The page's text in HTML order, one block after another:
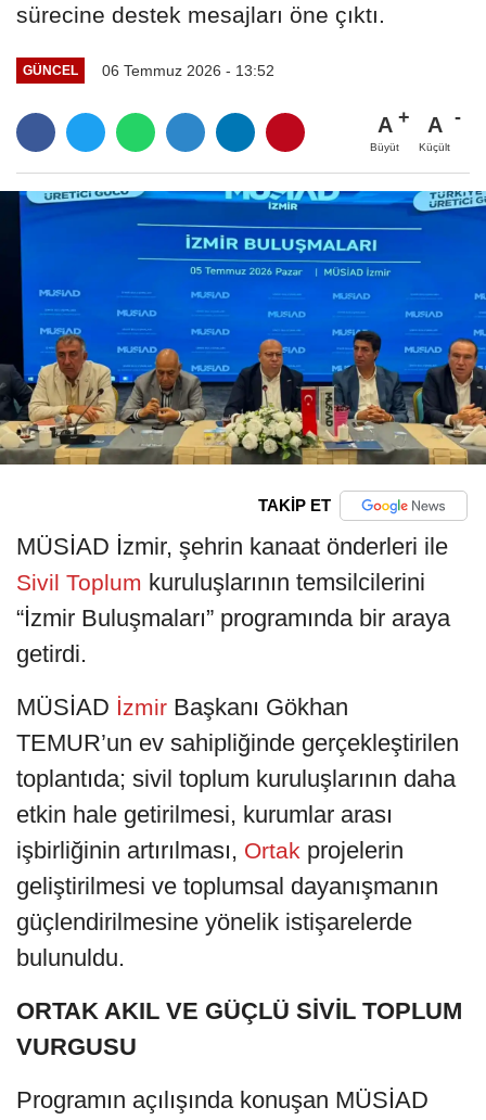
sürecine destek mesajları öne çıktı.
GÜNCEL 06 Temmuz 2026 - 13:52
A
Büyüt
A
Küçült
TAKİP ET
MÜSİAD İzmir, şehrin kanaat önderleri ile
Sivil Toplum kuruluşlarının temsilcilerini
“İzmir Buluşmaları” programında bir araya
getirdi.
MÜSİAD İzmir Başkanı Gökhan
TEMUR’un ev sahipliğinde gerçekleştirilen
toplantıda; sivil toplum kuruluşlarının daha
etkin hale getirilmesi, kurumlar arası
işbirliğinin artırılması, Ortak projelerin
geliştirilmesi ve toplumsal dayanışmanın
güçlendirilmesine yönelik istişarelerde
bulunuldu.
ORTAK AKIL VE GÜÇLÜ SİVİL TOPLUM
VURGUSU
Programın açılışında konuşan MÜSİAD